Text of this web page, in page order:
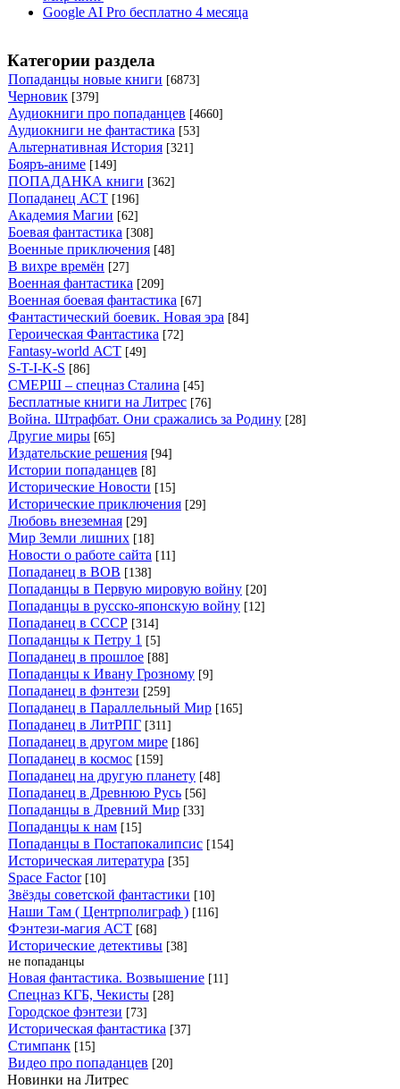
Google AI Pro бесплатно 4 месяца
Категории раздела
Попаданцы новые книги [6873]
Черновик [379]
Аудиокниги про попаданцев [4660]
Аудиокниги не фантастика [53]
Альтернативная История [321]
Бояръ-аниме [149]
ПОПАДАНКА книги [362]
Попаданец АСТ [196]
Академия Магии [62]
Боевая фантастика [308]
Военные приключения [48]
В вихре времён [27]
Военная фантастика [209]
Военная боевая фантастика [67]
Фантастический боевик. Новая эра [84]
Героическая Фантастика [72]
Fantasy-world АСТ [49]
S-T-I-K-S [86]
СМЕРШ – спецназ Сталина [45]
Бесплатные книги на Литрес [76]
Война. Штрафбат. Они сражались за Родину [28]
Другие миры [65]
Издательские решения [94]
Истории попаданцев [8]
Исторические Новости [15]
Исторические приключения [29]
Любовь внеземная [29]
Мир Земли лишних [18]
Новости о работе сайта [11]
Попаданец в ВОВ [138]
Попаданцы в Первую мировую войну [20]
Попаданцы в русско-японскую войну [12]
Попаданец в СССР [314]
Попаданцы к Петру 1 [5]
Попаданец в прошлое [88]
Попаданцы к Ивану Грозному [9]
Попаданец в фэнтези [259]
Попаданец в Параллельный Мир [165]
Попаданец в ЛитРПГ [311]
Попаданец в другом мире [186]
Попаданец в космос [159]
Попаданец на другую планету [48]
Попаданец в Древнюю Русь [56]
Попаданцы в Древний Мир [33]
Попаданцы к нам [15]
Попаданцы в Постапокалипсис [154]
Историческая литература [35]
Space Factor [10]
Звёзды советской фантастики [10]
Наши Там ( Центрполиграф ) [116]
Фэнтези-магия АСТ [68]
Исторические детективы [38]
не попаданцы
Новая фантастика. Возвышение [11]
Спецназ КГБ, Чекисты [28]
Городское фэнтези [73]
Историческая фантастика [37]
Стимпанк [15]
Видео про попаданцев [20]
Новинки на Литрес